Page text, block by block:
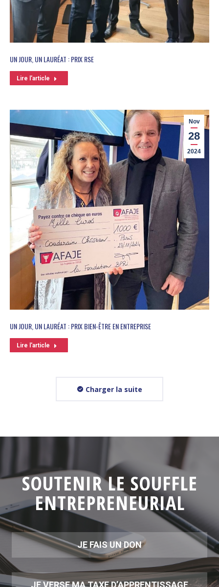
UN JOUR, UN LAURÉAT : PRIX RSE
Lire l'article
Nov
28
2024
UN JOUR, UN LAURÉAT : PRIX BIEN-ÊTRE EN ENTREPRISE
Lire l'article
Charger la suite
SOUTENIR LE SOUFFLE
ENTREPRENEURIAL
JE FAIS UN DON
JE VERSE MA TAXE D’APPRENTISSAGE